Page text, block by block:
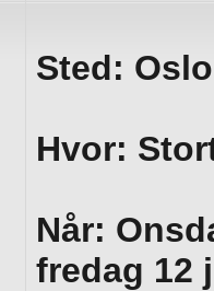
Sted: Oslo
Hvor:
Når:
fredag 12